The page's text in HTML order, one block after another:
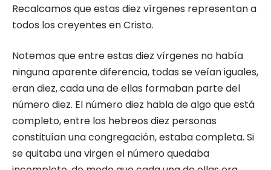
Recalcamos que estas diez vírgenes representan a
todos los creyentes en Cristo.
Notemos que entre estas diez vírgenes no había
ninguna aparente diferencia, todas se veían iguales,
eran diez, cada una de ellas formaban parte del
número diez. El número diez habla de algo que está
completo, entre los hebreos diez personas
constituían una congregación, estaba completa. Si
se quitaba una virgen el número quedaba